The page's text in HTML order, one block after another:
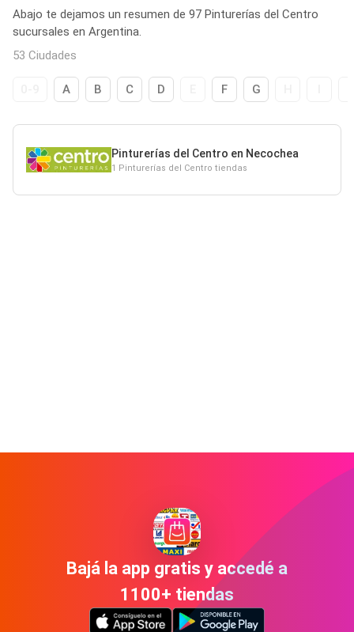
Abajo te dejamos un resumen de 97 Pinturerías del Centro
sucursales en Argentina.
53 Ciudades
A B C D F G
Pinturerías del Centro en Necochea
1 Pinturerías del Centro tiendas
Bajá la app gratis y accedé a
1100+ tiendas